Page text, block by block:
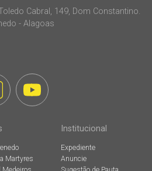
Cabral, 149, Dom Constantino.
- Alagoas
Martyres
Institucional
Expediente
Anuncie